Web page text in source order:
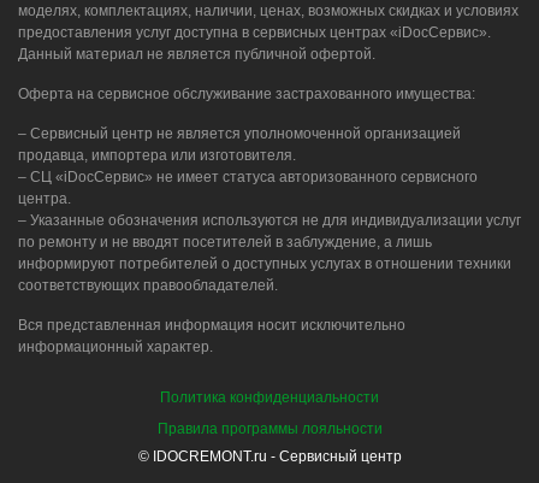
моделях, комплектациях, наличии, ценах, возможных скидках и условиях
предоставления услуг доступна в сервисных центрах «iDocСервис».
Данный материал не является публичной офертой.
Оферта на сервисное обслуживание застрахованного имущества:
– Сервисный центр не является уполномоченной организацией
продавца, импортера или изготовителя.
– СЦ «iDocСервис» не имеет статуса авторизованного сервисного
центра.
– Указанные обозначения используются не для индивидуализации услуг
по ремонту и не вводят посетителей в заблуждение, а лишь
информируют потребителей о доступных услугах в отношении техники
соответствующих правообладателей.
Вся представленная информация носит исключительно
информационный характер.
Политика конфиденциальности
Правила программы лояльности
© IDOCREMONT.ru - Сервисный центр